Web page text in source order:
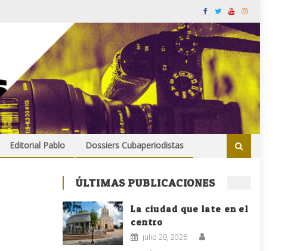
Editorial Pablo Dossiers Cubaperiodistas
ÚLTIMAS PUBLICACIONES
La ciudad que late en el
centro
julio 28, 2026